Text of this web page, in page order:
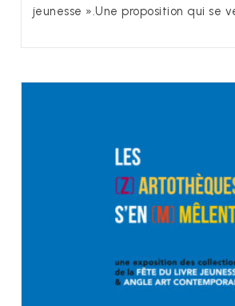
jeunesse ».Une proposition qui se